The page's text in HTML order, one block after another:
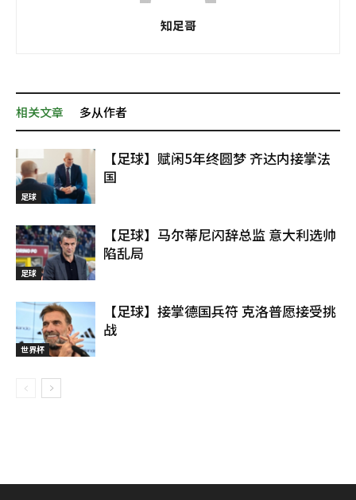
知足哥
相关文章 多从作者
足球
【足球】赋闲5年终圆梦 齐达内接掌法
国
足球
【足球】马尔蒂尼闪辞总监 意大利选帅
陷乱局
世界杯
【足球】接掌德国兵符 克洛普愿接受挑
战